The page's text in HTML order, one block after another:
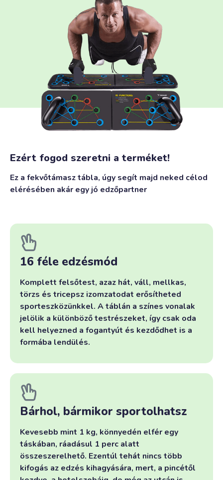
Ezért fogod szeretni a terméket!
Ez a fekvőtámasz tábla, úgy segít majd neked célod
elérésében akár egy jó edzőpartner
16 féle edzésmód
Komplett felsőtest, azaz hát, váll, mellkas,
törzs és tricepsz izomzatodat erősítheted
sporteszközünkkel. A táblán a színes vonalak
jelölik a különböző testrészeket, így csak oda
kell helyezned a fogantyút és kezdődhet is a
formába lendülés.
Bárhol, bármikor sportolhatsz
Kevesebb mint 1 kg, könnyedén elfér egy
táskában, ráadásul 1 perc alatt
összeszerelhető. Ezentúl tehát nincs több
kifogás az edzés kihagyására, mert, a pincétől